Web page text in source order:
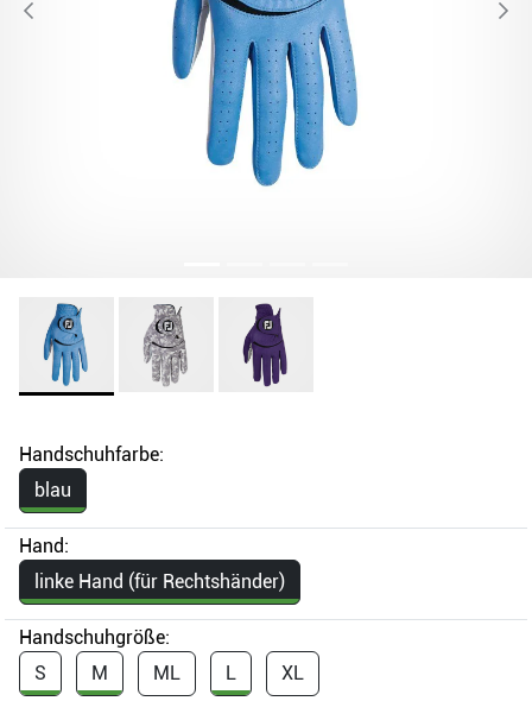
Handschuhfarbe:
blau
Hand:
linke Hand (für Rechtshänder)
Handschuhgröße:
S
M ML L XL